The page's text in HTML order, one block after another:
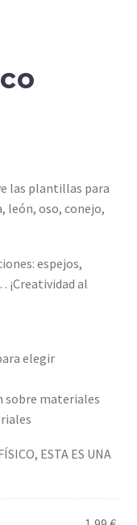
las plantillas para
león, oso, conejo,
espejos,
al
elegir
sobre materiales
ESTA ES UNA